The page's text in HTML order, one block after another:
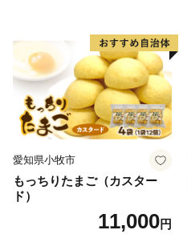
愛知県小牧市
もっちりたまご（カスター
ド）
11,000円